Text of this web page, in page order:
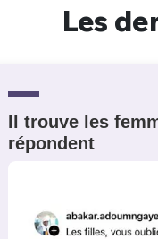
Les
Il trouve les
répondent